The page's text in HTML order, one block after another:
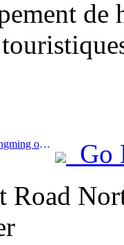
de
Prev:Les vacances de la fête de Qingming ont entraîné une forte hausse des voyages en raison des congés prolongés, les excursions et l'observation des fleurs ayant stimulé le nombre de visiteurs dans de nombreuses villes.
Go
Road